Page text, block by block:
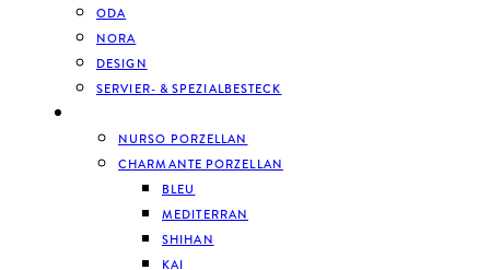
ODA
NORA
DESIGN
SERVIER- & SPEZIALBESTECK
NURSO PORZELLAN
CHARMANTE PORZELLAN
BLEU
MEDITERRAN
SHIHAN
KAI